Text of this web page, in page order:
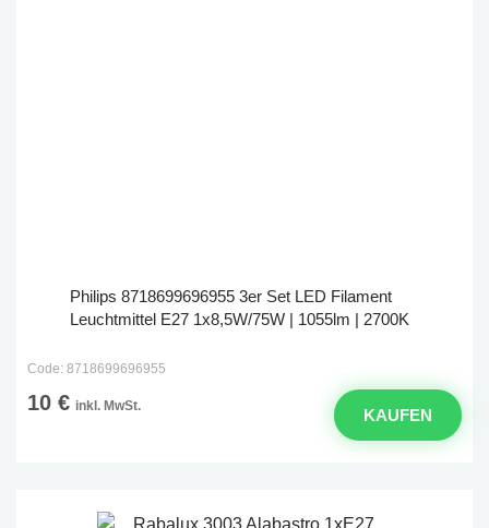
Philips 8718699696955 3er Set LED Filament
Leuchtmittel E27 1x8,5W/75W | 1055lm | 2700K
Code: 8718699696955
10 € inkl. MwSt. KAUFEN